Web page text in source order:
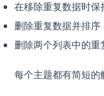
在移除重复数据时保
删除重复数据并排序
删除两个列表中的重
每个主题都有简短的